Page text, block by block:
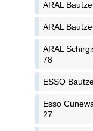
ARAL
ARAL
ARAL
78
ESSO
Esso
27